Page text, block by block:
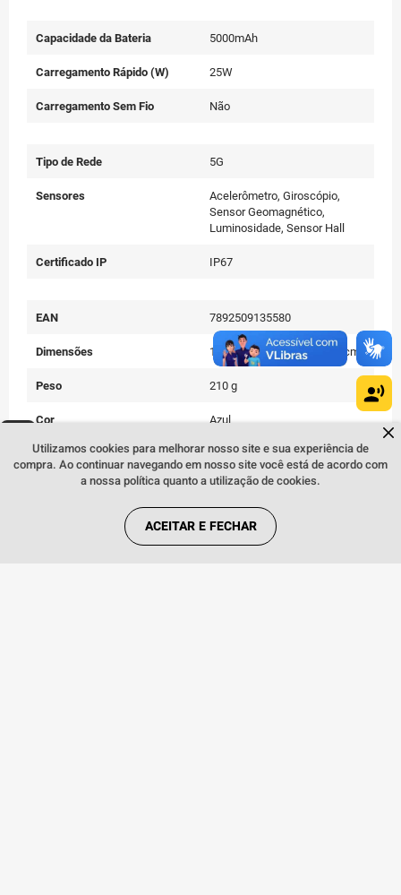
Fale comigo
clicando aqui
Capacidade da Bateria 5000mAh
Carregamento Rápido (W) 25W
Carregamento Sem Fio Não
Tipo de Rede 5G
Sensores
Acelerômetro, Giroscópio,
Sensor Geomagnético,
Luminosidade, Sensor Hall
Certificado IP IP67
EAN 7892509135580
Dimensões 16,60(a) x 8,54(l) x 3,70(c) cm
Peso 210 g
Cor Azul
Conteúdo da Embalagem
Aparelho celular, carregador,
cabo USB, Extrator de Chip e
manual do usuário
Utilizamos cookies para melhorar nosso site e sua experiência de
compra. Ao continuar navegando em nosso site você está de acordo com
a nossa política quanto a utilização de cookies.
ACEITAR E FECHAR